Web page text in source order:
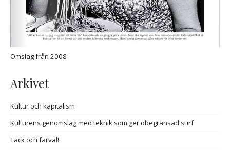
Omslag från 2008
Arkivet
Kultur och kapitalism
Kulturens genomslag med teknik som ger obegränsad surf
Tack och farväl!